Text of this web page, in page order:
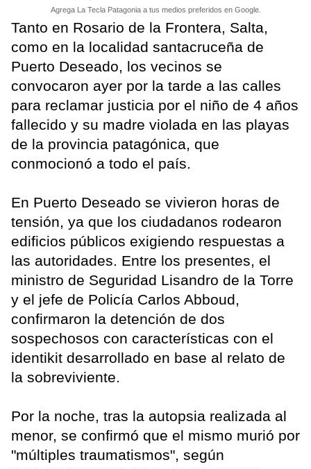
Agrega La Tecla Patagonia a tus medios preferidos en Google.
Tanto en Rosario de la Frontera, Salta,
como en la localidad santacruceña de
Puerto Deseado, los vecinos se
convocaron ayer por la tarde a las calles
para reclamar justicia por el niño de 4 años
fallecido y su madre violada en las playas
de la provincia patagónica, que
conmocionó a todo el país.
En Puerto Deseado se vivieron horas de
tensión, ya que los ciudadanos rodearon
edificios públicos exigiendo respuestas a
las autoridades. Entre los presentes, el
ministro de Seguridad Lisandro de la Torre
y el jefe de Policía Carlos Abboud,
confirmaron la detención de dos
sospechosos con características con el
identikit desarrollado en base al relato de
la sobreviviente.
Por la noche, tras la autopsia realizada al
menor, se confirmó que el mismo murió por
"múltiples traumatismos", según